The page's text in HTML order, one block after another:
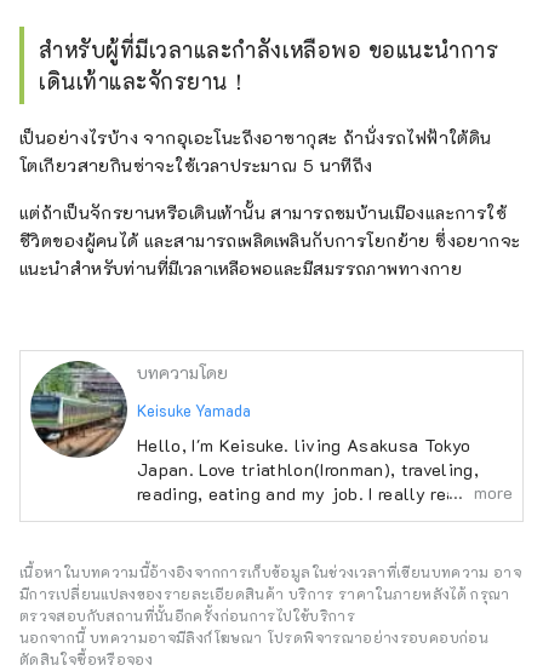
สำหรับผู้ที่มีเวลาและกำลังเหลือพอ ขอแนะนำการ
เดินเท้าและจักรยาน！
เป็นอย่างไรบ้าง จากอุเอะโนะถึงอาซากุสะ ถ้านั่งรถไฟฟ้าใต้ดิน
โตเกียวสายกินซ่าจะใช้เวลาประมาณ 5 นาทีถึง
แต่ถ้าเป็นจักรยานหรือเดินเท้านั้น สามารถชมบ้านเมืองและการใช้
ชีวิตของผู้คนได้ และสามารถเพลิดเพลินกับการโยกย้าย ซึ่งอยากจะ
แนะนำสำหรับท่านที่มีเวลาเหลือพอและมีสมรรถภาพทางกาย
บทความโดย
Keisuke Yamada
Hello, I'm Keisuke. living Asakusa Tokyo
Japan. Love triathlon(Ironman), traveling,
reading, eating and my job. I really really like
Japan but I think Japan should be more
https://www.facebook.com/keisukeyamada8
4
more
เนื้อหาในบทความนี้อ้างอิงจากการเก็บข้อมูลในช่วงเวลาที่เขียนบทความ อาจ
มีการเปลี่ยนแปลงของรายละเอียดสินค้า บริการ ราคาในภายหลังได้ กรุณา
ตรวจสอบกับสถานที่นั้นอีกครั้งก่อนการไปใช้บริการ
นอกจากนี้ บทความอาจมีลิงก์โฆษณา โปรดพิจารณาอย่างรอบคอบก่อน
ตัดสินใจซื้อหรือจอง